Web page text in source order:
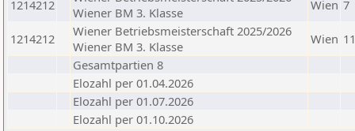
1214212
Wiener BM 3. Klasse
Wien 7
1214212
Wiener Betriebsmeisterschaft 2025/2026
Wiener BM 3. Klasse
Wien 11
Gesamtpartien 8
Elozahl per 01.04.2026
Elozahl per 01.07.2026
Elozahl per 01.10.2026